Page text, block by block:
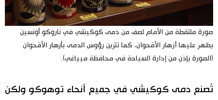
صورة ملتقطة من الأمام لصف من دمى كوكيشي في ناروكو أونسين
يظهر عليها أزهار الأقحوان، كما تتزين رؤوس الدمى بأزهار الأقحوان
(الصورة بإذن من إدارة السياحة في محافظة ميياغي).
تُصنع دمى كوكيشي في جميع أنحاء توهوكو ولكن